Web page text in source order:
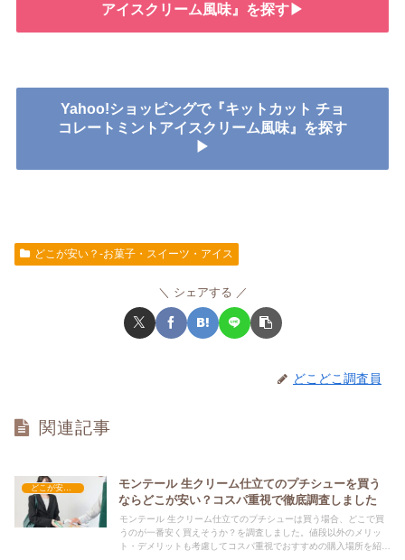
アイスクリーム風味』を探す▶
Yahoo!ショッピングで『キットカット チョ
コレートミントアイスクリーム風味』を探す
▶
どこが安い？-お菓子・スイーツ・アイス
シェアする
どこどこ調査員
関連記事
どこが安い？-お菓子・スイーツ・アイス
モンテール 生クリーム仕立てのプチシューを買う
ならどこが安い？コスパ重視で徹底調査しました
モンテール 生クリーム仕立てのプチシューは買う場合、どこで買
うのが一番安く買えそうか？を調査しました。値段以外のメリッ
ト・デメリットも考慮してコスパ重視でおすすめの購入場所を紹介